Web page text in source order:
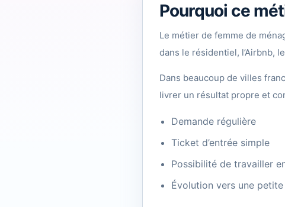
Pourquoi ce
Le métier de femme de
dans le résidentiel, l’Airbnb,
Dans beaucoup de villes
livrer un résultat propre et
Demande régulière
Ticket d’entrée simple
Possibilité de travailler
Évolution vers une